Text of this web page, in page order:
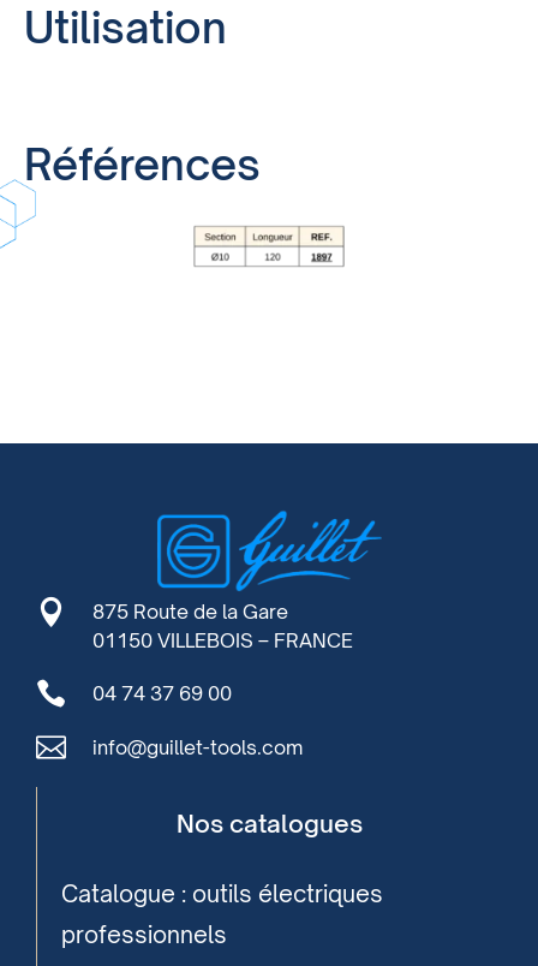
Utilisation
Références

875 Route de la Gare
01150 VILLEBOIS – FRANCE
 04 74 37 69 00
 info@guillet-tools.com
Nos catalogues
Catalogue : outils électriques
professionnels